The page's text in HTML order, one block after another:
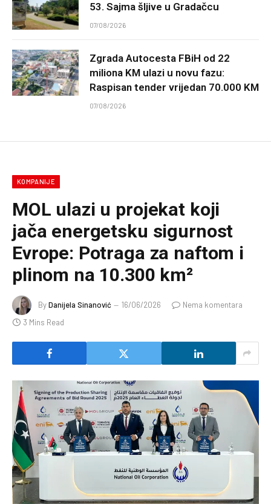
53. Sajma šljive u Gradačcu
07/08/2026
Zgrada Autocesta FBiH od 22
miliona KM ulazi u novu fazu:
Raspisan tender vrijedan 70.000 KM
07/08/2026
KOMPANIJE
MOL ulazi u projekat koji
jača energetsku sigurnost
Evrope: Potraga za naftom i
plinom na 10.300 km²
ByDanijela Sinanović 16/06/2026
Nema komentara
3 Mins Read